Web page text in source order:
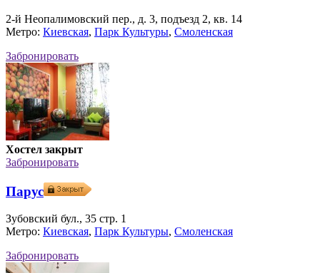
2-й Неопалимовский пер., д. 3, подъезд 2, кв. 14
Метро: Киевская, Парк Культуры, Смоленская
Забронировать
Хостел закрыт
Забронировать
Парус
Зубовский бул., 35 стр. 1
Метро: Киевская, Парк Культуры, Смоленская
Забронировать